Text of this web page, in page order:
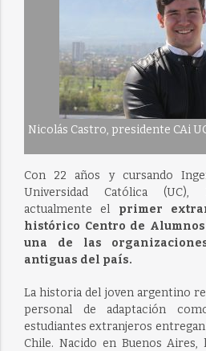
Nicolás Castro, presidente CAi
Con 22 años y cursando
Universidad Católica (UC),
actualmente el primer
histórico Centro de
una de las
antiguas del país.
La historia del joven argentino
personal de adaptación
estudiantes extranjeros
Chile. Nacido en Buenos